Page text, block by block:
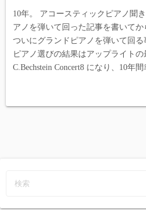
10年。 アコースティックピアノ聞
アノを弾いて回った記事を書いて
ついにグランドピアノを弾いて回
ピアノ選びの結果はアップライト
C.Bechstein Concert8 になり、10年